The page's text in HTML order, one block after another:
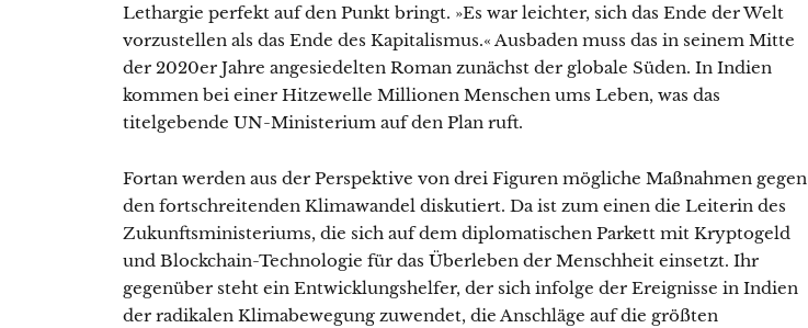
Lethargie perfekt auf den Punkt bringt. »Es war leichter, sich das Ende der Welt
vorzustellen als das Ende des Kapitalismus.« Ausbaden muss das in seinem Mitte
der 2020er Jahre angesiedelten Roman zunächst der globale Süden. In Indien
kommen bei einer Hitzewelle Millionen Menschen ums Leben, was das
titelgebende UN-Ministerium auf den Plan ruft.
Fortan werden aus der Perspektive von drei Figuren mögliche Maßnahmen gegen
den fortschreitenden Klimawandel diskutiert. Da ist zum einen die Leiterin des
Zukunftsministeriums, die sich auf dem diplomatischen Parkett mit Kryptogeld
und Blockchain-Technologie für das Überleben der Menschheit einsetzt. Ihr
gegenüber steht ein Entwicklungshelfer, der sich infolge der Ereignisse in Indien
der radikalen Klimabewegung zuwendet, die Anschläge auf die größten